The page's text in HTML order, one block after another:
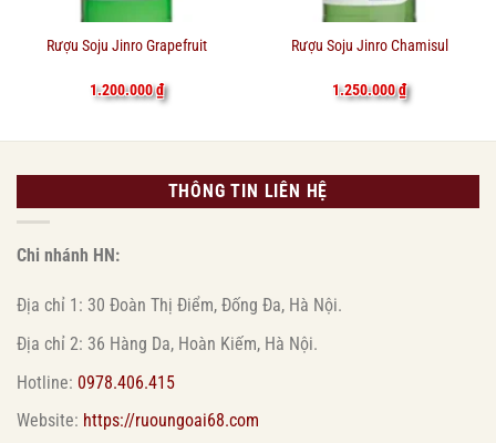
Rượu Soju Jinro Grapefruit
1.200.000₫
Rượu Soju Jinro Chamisul
1.250.000₫
THÔNG TIN LIÊN HỆ
Chi nhánh HN:
Địa chỉ 1: 30 Đoàn Thị Điểm, Đống Đa, Hà Nội.
Địa chỉ 2: 36 Hàng Da, Hoàn Kiếm, Hà Nội.
Hotline: 0978.406.415
Website: https://ruoungoai68.com